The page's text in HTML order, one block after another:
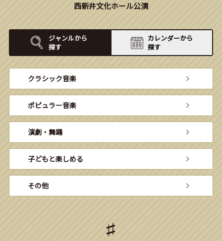
西新井文化ホール公演
ジャンルから
探す
カレンダーから
探す
クラシック音楽
ポピュラー音楽
演劇・舞踊
子どもと楽しめる
その他